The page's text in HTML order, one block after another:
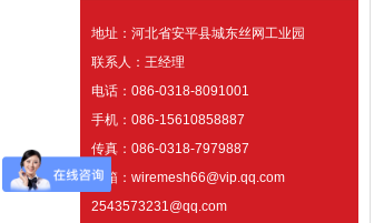
地址：河北省安平县城东丝网工业园
联系人：王经理
电话：086-0318-8091001
手机：086-15610858887
传真：086-0318-7979887
邮箱：wiremesh66@vip.qq.com
2543573231@qq.com